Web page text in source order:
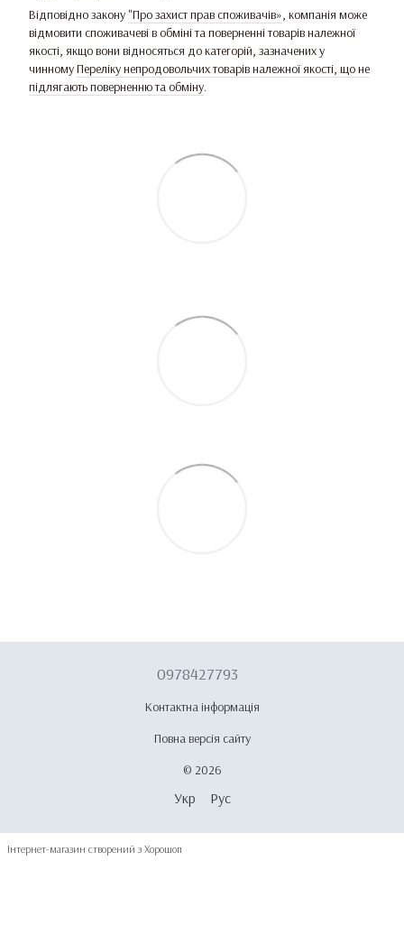
Відповідно закону "Про захист прав споживачів», компанія може
відмовити споживачеві в обміні та поверненні товарів належної
якості, якщо вони відносяться до категорій, зазначених у
чинномуПереліку непродовольчих товарів належної якості, що не
підлягають поверненню та обміну.
0978427793
Контактна інформація
Повна версія сайту
© 2026
Укр Рус
Інтернет-магазин створений з Хорошоп